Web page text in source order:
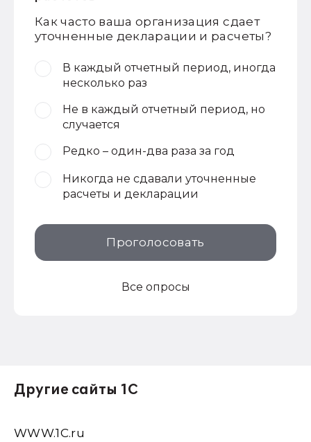
Как часто ваша организация сдает
уточненные декларации и расчеты?
В каждый отчетный период, иногда
несколько раз
Не в каждый отчетный период, но
случается
Редко – один-два раза за год
Никогда не сдавали уточненные
расчеты и декларации
Проголосовать
Все опросы
Другие сайты 1С
WWW.1С.ru